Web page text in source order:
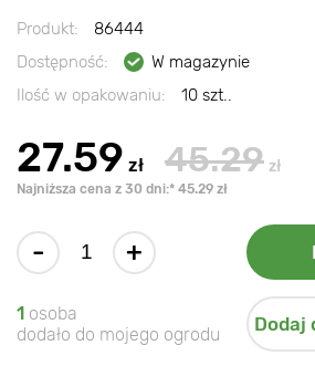
Produkt:
86444
Dostępność:
W magazynie
Ilość w opakowaniu:
10 szt..
27.59 zł 45.29 zł
Najniższa cena z 30 dni:* 45.29 zł
- +
1 osoba
dodało do mojego ogrodu
Dodaj